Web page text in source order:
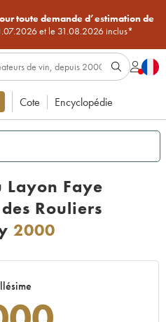
toute demande d’estimation de
et le 31.08.2026 inclus*
Cote Encyclopédie
Layon Faye
Rouliers
2000